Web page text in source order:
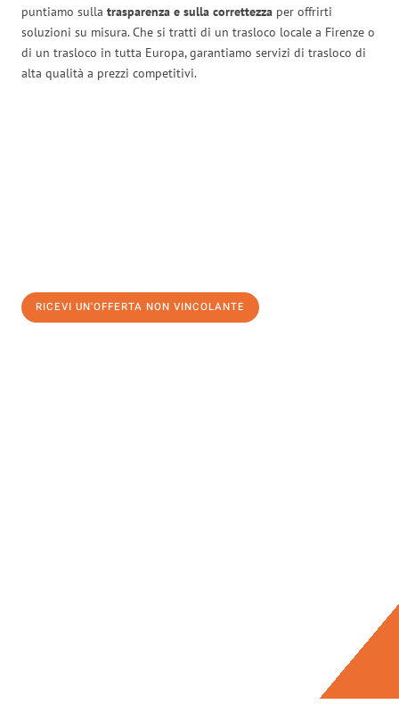
puntiamo sulla trasparenza e sulla correttezza per offrirti
soluzioni su misura. Che si tratti di un trasloco locale a Firenze o
di un trasloco in tutta Europa, garantiamo servizi di trasloco di
alta qualità a prezzi competitivi.
RICEVI UN'OFFERTA NON VINCOLANTE